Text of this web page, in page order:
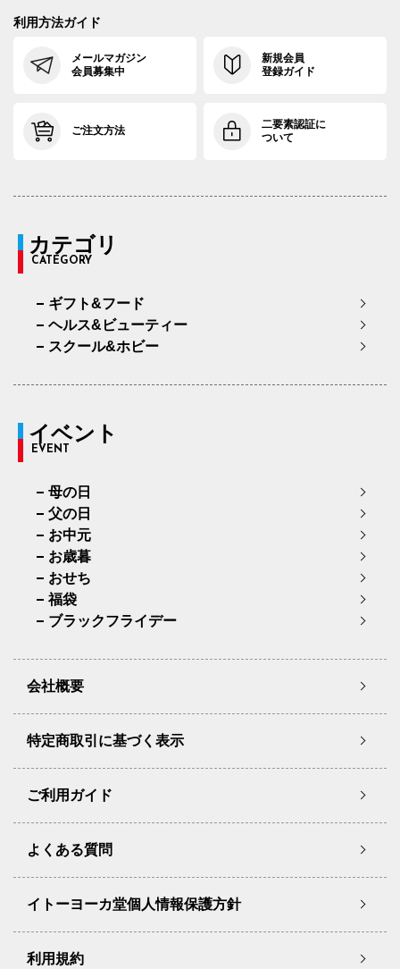
利用方法ガイド
メールマガジン
会員募集中
新規会員
登録ガイド
ご注文方法
二要素認証に
ついて
カテゴリ
CATEGORY
ギフト&フード
ヘルス&ビューティー
スクール&ホビー
イベント
EVENT
母の日
父の日
お中元
お歳暮
おせち
福袋
ブラックフライデー
会社概要
特定商取引に基づく表示
ご利用ガイド
よくある質問
イトーヨーカ堂個人情報保護方針
利用規約